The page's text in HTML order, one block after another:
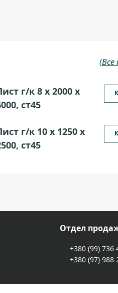
г/к 8 х 2000 х
ст45
г/к 10 х 1250 х
ст45
Отдел
+380 (99) 736
+380 (97) 988